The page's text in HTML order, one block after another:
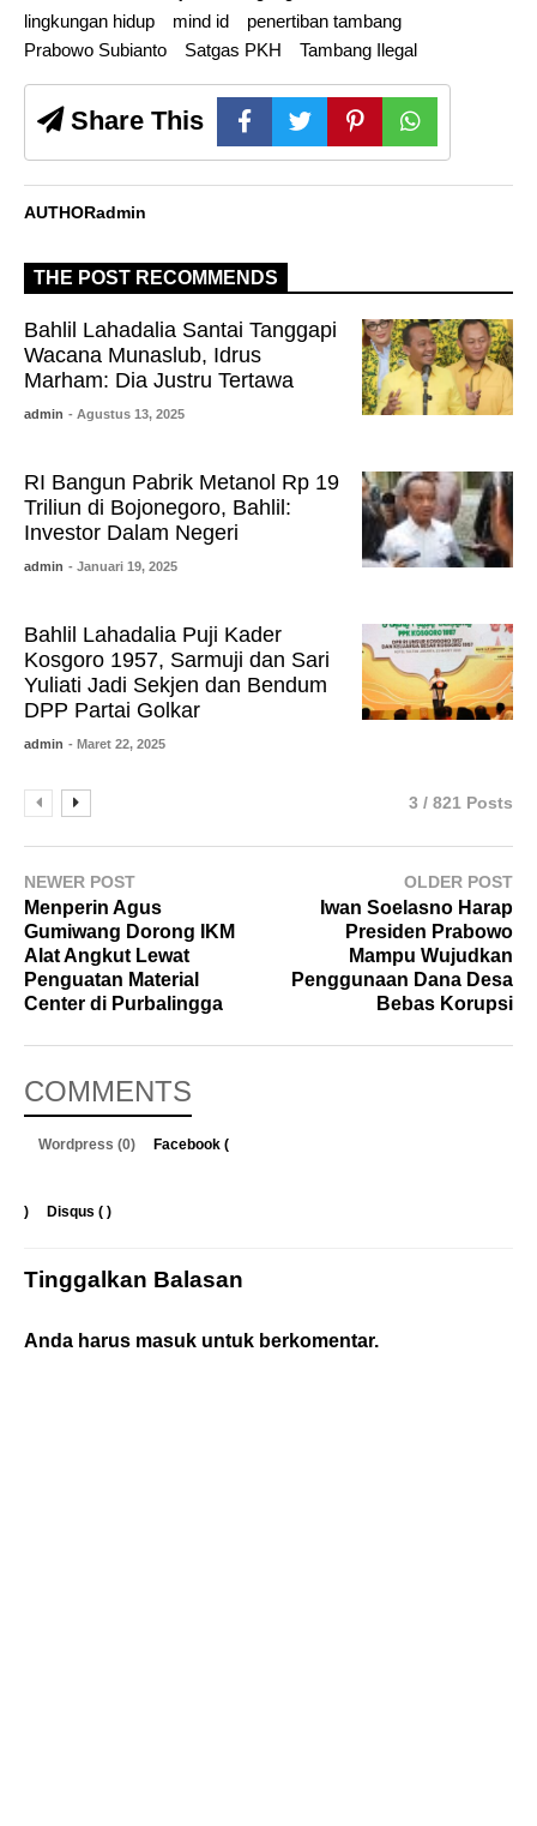
lingkungan hidup
mind id
penertiban tambang
Prabowo Subianto
Satgas PKH Tambang Ilegal
Share This
AUTHORadmin
THE POST RECOMMENDS
Bahlil Lahadalia Santai Tanggapi
Wacana Munaslub, Idrus
Marham: Dia Justru Tertawa
admin - Agustus 13, 2025
RI Bangun Pabrik Metanol Rp 19
Triliun di Bojonegoro, Bahlil:
Investor Dalam Negeri
admin - Januari 19, 2025
Bahlil Lahadalia Puji Kader
Kosgoro 1957, Sarmuji dan Sari
Yuliati Jadi Sekjen dan Bendum
DPP Partai Golkar
admin - Maret 22, 2025
3 / 821 Posts
NEWER POST
Menperin Agus
Gumiwang Dorong IKM
Alat Angkut Lewat
Penguatan Material
Center di Purbalingga
OLDER POST
Iwan Soelasno Harap
Presiden Prabowo
Mampu Wujudkan
Penggunaan Dana Desa
Bebas Korupsi
COMMENTS
Wordpress (0) Facebook (
) Disqus ( )
Tinggalkan Balasan
Anda harus masuk untuk berkomentar.